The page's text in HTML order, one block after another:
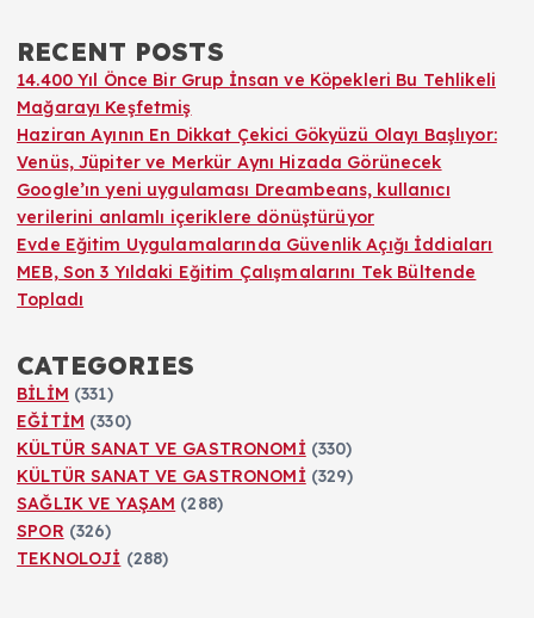
RECENT POSTS
14.400 Yıl Önce Bir Grup İnsan ve Köpekleri Bu Tehlikeli
Mağarayı Keşfetmiş
Haziran Ayının En Dikkat Çekici Gökyüzü Olayı Başlıyor:
Venüs, Jüpiter ve Merkür Aynı Hizada Görünecek
Google’ın yeni uygulaması Dreambeans, kullanıcı
verilerini anlamlı içeriklere dönüştürüyor
Evde Eğitim Uygulamalarında Güvenlik Açığı İddiaları
MEB, Son 3 Yıldaki Eğitim Çalışmalarını Tek Bültende
Topladı
CATEGORIES
BİLİM (331)
EĞİTİM (330)
KÜLTÜR SANAT VE GASTRONOMİ (330)
KÜLTÜR SANAT VE GASTRONOMİ (329)
SAĞLIK VE YAŞAM (288)
SPOR (326)
TEKNOLOJİ (288)